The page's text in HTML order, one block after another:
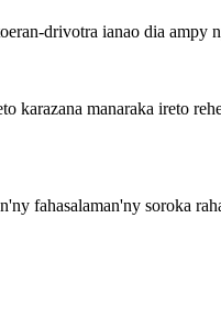
drivotra ianao dia ampy
karazana manaraka ireto
fahasalaman'ny soroka